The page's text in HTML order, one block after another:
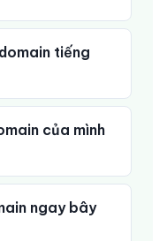
tiếng
của mình
ngay bây